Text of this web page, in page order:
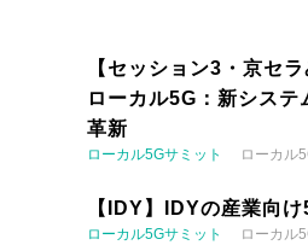
【セッション3・京セ
ローカル5G：新シス
革新
ローカル5Gサミット ローカル
【IDY】IDYの産業向
ローカル5Gサミット ローカル